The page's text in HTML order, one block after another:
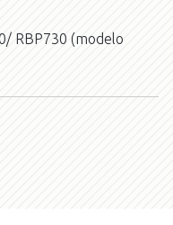
RBP730 (modelo